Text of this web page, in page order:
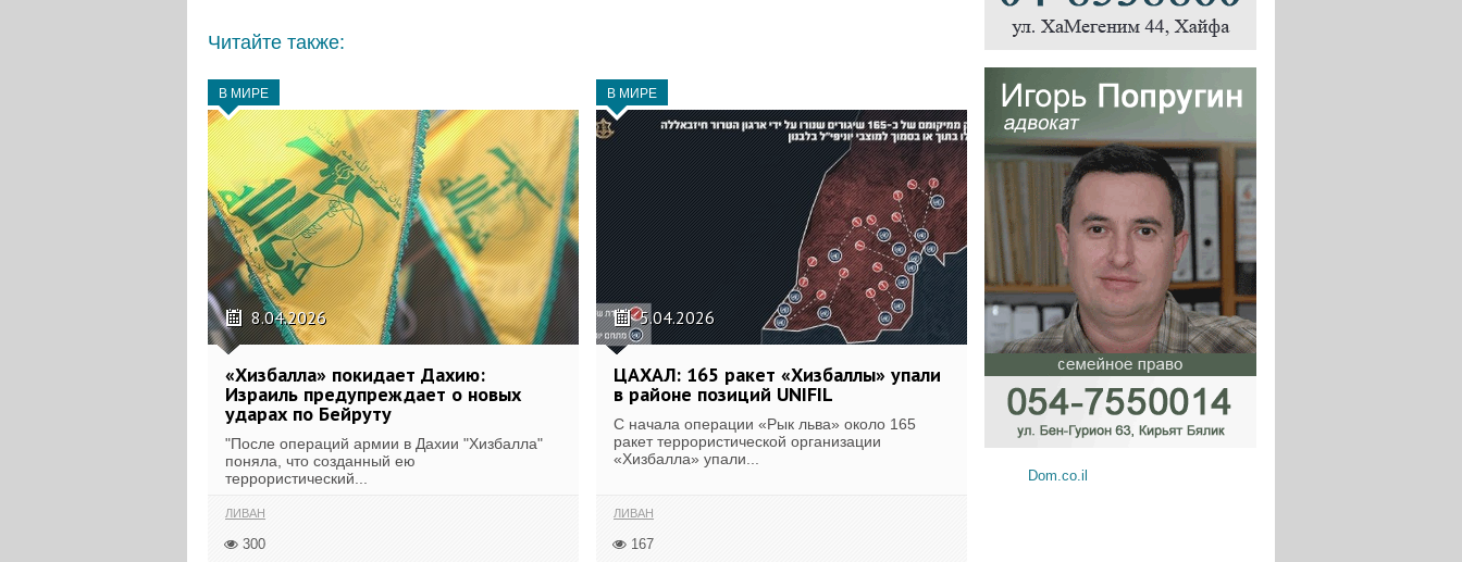
Читайте также:
В МИРЕ
8.04.2026
«Хизбалла» покидает Дахию:
Израиль предупреждает о новых
ударах по Бейруту
"После операций армии в Дахии "Хизбалла"
поняла, что созданный ею
террористический...
ЛИВАН
300
В МИРЕ
5.04.2026
ЦАХАЛ: 165 ракет «Хизбаллы» упали
в районе позиций UNIFIL
С начала операции «Рык льва» около 165
ракет террористической организации
«Хизбалла» упали...
ЛИВАН
167
Dom.co.il